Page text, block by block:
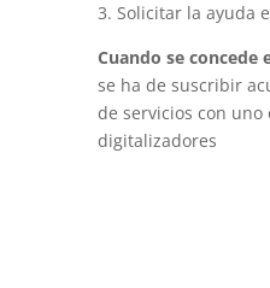
3. Solicitar la ayuda
Cuando se concede
se ha de suscribir
de servicios con uno
digitalizadores